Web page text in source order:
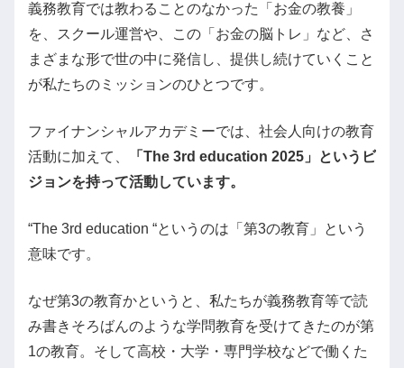
義務教育では教わることのなかった「お金の教養」
を、スクール運営や、この「お金の脳トレ」など、さ
まざまな形で世の中に発信し、提供し続けていくこと
が私たちのミッションのひとつです。
ファイナンシャルアカデミーでは、社会人向けの教育
活動に加えて、
「The 3rd education 2025」というビ
ジョンを持って活動しています。
“The 3rd education “というのは「第3の教育」という
意味です。
なぜ第3の教育かというと、私たちが義務教育等で読
み書きそろばんのような学問教育を受けてきたのが第
1の教育。そして高校・大学・専門学校などで働くた